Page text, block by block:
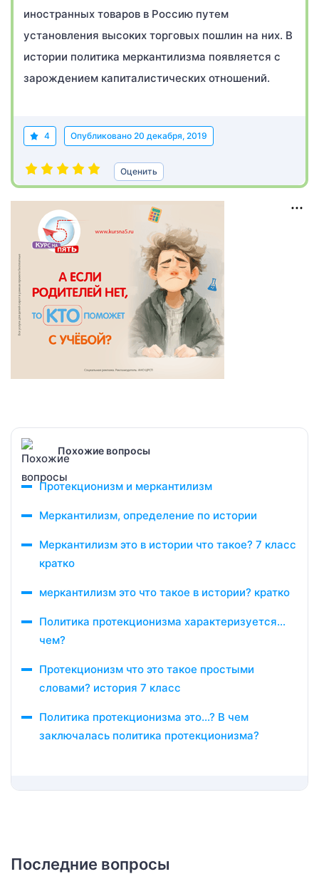
иностранных товаров в Россию путем
установления высоких торговых пошлин на них. В
истории политика меркантилизма появляется с
зарождением капиталистических отношений.
4 Опубликовано 20 декабря, 2019
Оценить
Похожие вопросы
Протекционизм и меркантилизм
Меркантилизм, определение по истории
Меркантилизм это в истории что такое? 7 класс
кратко
меркантилизм это что такое в истории? кратко
Политика протекционизма характеризуется…
чем?
Протекционизм что это такое простыми
словами? история 7 класс
Политика протекционизма это…? В чем
заключалась политика протекционизма?
Последние вопросы